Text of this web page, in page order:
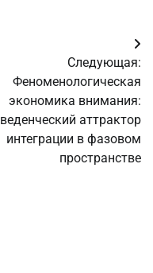
Следующая:
Феноменологическая
экономика внимания:
аттрактор
интеграции в фазовом
пространстве